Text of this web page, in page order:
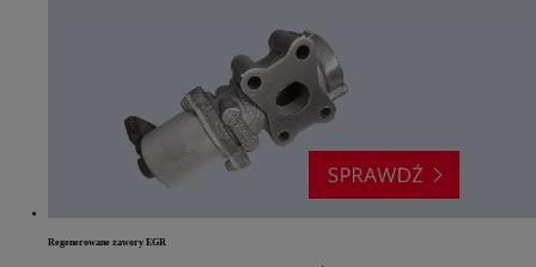
Regenerowane zawory EGR